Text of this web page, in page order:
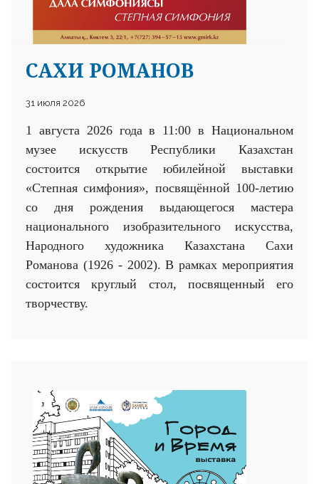
САХИ РОМАНОВ
31 июля 2026
1 августа 2026 года в 11:00 в Национальном
музее искусств Республики Казахстан
состоится открытие юбилейной выставки
«Степная симфония», посвящённой 100-летию
со дня рождения выдающегося мастера
национального изобразительного искусства,
Народного художника Казахстана Сахи
Романова (1926 - 2002). В рамках мероприятия
состоится круглый стол, посвященный его
творчеству.